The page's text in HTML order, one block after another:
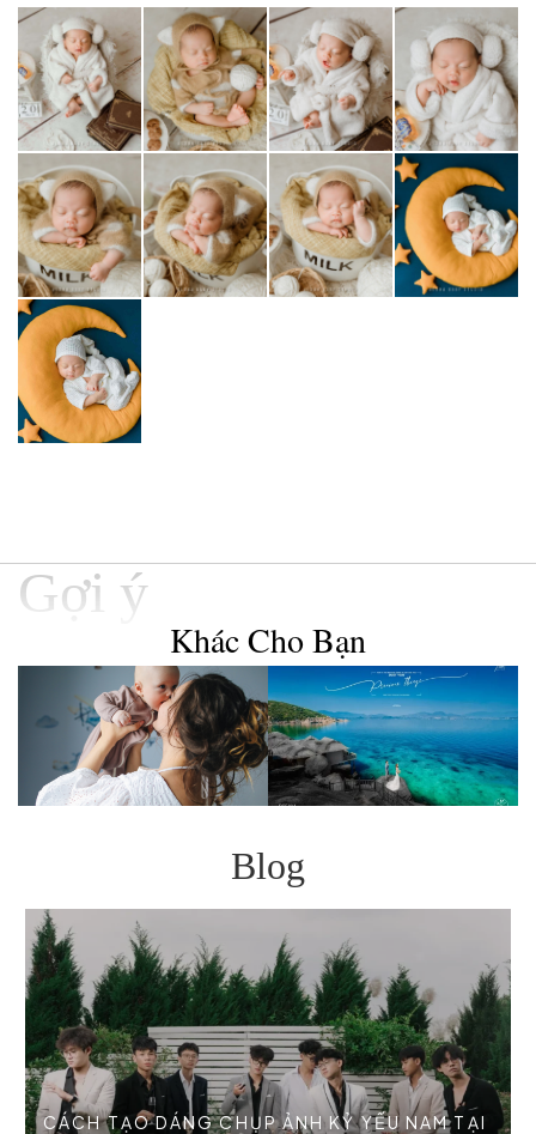
Gợi ý
Khác Cho Bạn
Blog
CÁCH TẠO DÁNG CHỤP ẢNH KỶ YẾU NAM TẠI